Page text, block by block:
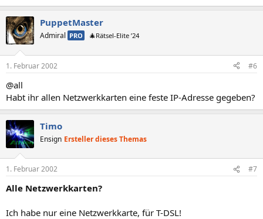
PuppetMaster
Admiral PRO 🎄Rätsel-Elite ’24
1. Februar 2002 #6
@all
Habt ihr allen Netzwerkkarten eine feste IP-Adresse gegeben?
Timo
Ensign Ersteller dieses Themas
1. Februar 2002 #7
Alle Netzwerkkarten?
Ich habe nur eine Netzwerkkarte, für T-DSL!